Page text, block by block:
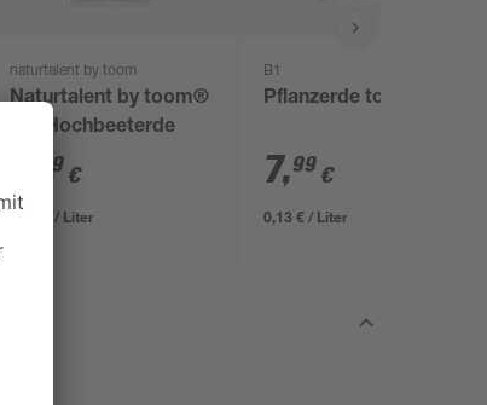
naturtalent by toom
Naturtalent by toom®
Bio Hochbeeterde
99 €
0,25 € / Liter
B1
Pflanzerde torffrei 60 l
7,99 €
0,13 € / Liter